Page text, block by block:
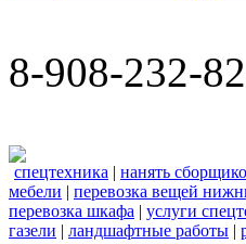
8-908-232-
спецтехника | нанять
мебели | перевозка вещей
перевозка шкафа | услуги
газели | ландшафтные работы |